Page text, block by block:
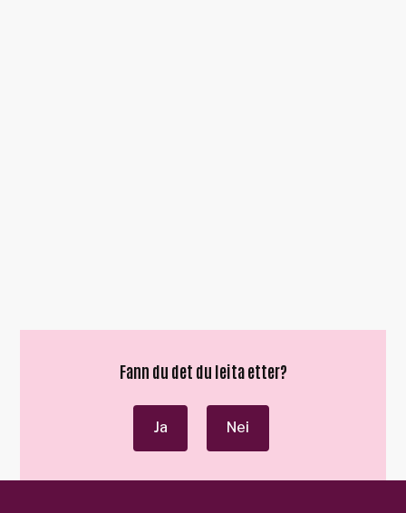
Fann du det du leita etter?
Ja Nei